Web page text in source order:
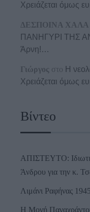
Χρειάζεται όμως
ΔΕΣΠΟΙΝΑ ΧΑΛΑ
ΠΑΝΗΓΥΡΙ ΤΗΣ
Άρνη!…
Γιώργος στο Η
Χρειάζεται όμως
Βίντεο
ΑΠΙΣΤΕΥΤΟ:
Άνδρου για την κ.
Λιμάνι Ραφήνας
Η Μονή